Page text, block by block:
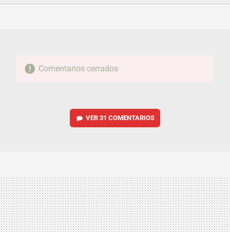
FACEBOOKTWITTERFLIPBOARD
E-
WHATSAPP
Comentarios cerrados
VER 31 COMENTARIOS